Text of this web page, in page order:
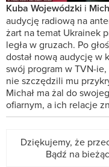
Kuba Wojewódzki i
audycję radiową na
żart na temat Ukrainek
legła w gruzach. Po
dostał nową audycję
swój program w TVN-
nie szczędzili mu
Michał ma żal do
ofiarnym, a ich relacje
Dziękujemy, że
Bądź na